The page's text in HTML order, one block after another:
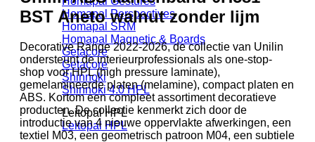
Homapal Perspectives
Homapal SRM
Homapal Magnetic & Boards
Getacore
Getacore
Shinnoki
Shinnoki 4.0 HPL
Leitopal HPL
Leitopal HPL
BST Aneto walnut zonder lijm
Decorative Range 2022-2026, de collectie van Unilin
ondersteunt de interieurprofessionals als one-stop-
shop voor HPL (high pressure laminate),
gemelamineerde platen (melamine), compact platen en
ABS. Kortom een compleet assortiment decoratieve
producten. De collectie kenmerkt zich door de
introductie van 4 nieuwe oppervlakte afwerkingen, een
textiel M03, een geometrisch patroon M04, een subtiele